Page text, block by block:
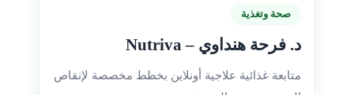
صحة وتغذية
د. فرحة هنداوي – Nutriva
متابعة غذائية علاجية أونلاين بخطط مخصصة لإنقاص